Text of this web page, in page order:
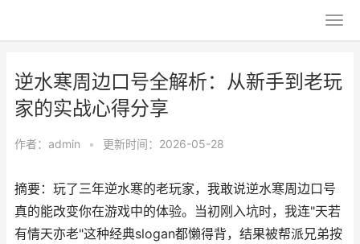
逆水寒周边口号全解析：从新手到老玩
家的实战心得分享
作者： admin • 更新时间：2026-05-28
摘要：玩了三年逆水寒的老玩家，我敢说逆水寒周边口号
真的能改变你在游戏中的体验。当初刚入坑时，我连"天若
有情天亦老"这种经典slogan都懒得背，结果被帮派兄弟按